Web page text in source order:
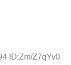
ID:Zm/Z7qYv0